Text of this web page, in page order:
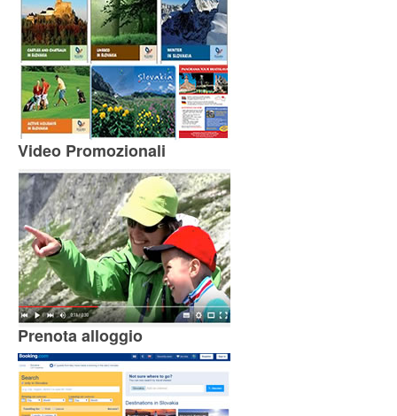
Video Promozionali
Prenota alloggio